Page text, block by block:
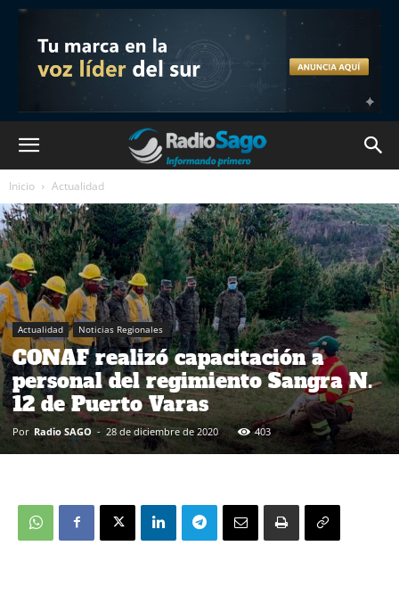
Inicio Actualidad
Actualidad Noticias Regionales
CONAF realizó capacitación a
personal del regimiento Sangra N.
12 de Puerto Varas
Por Radio SAGO - 28 de diciembre de 2020 403